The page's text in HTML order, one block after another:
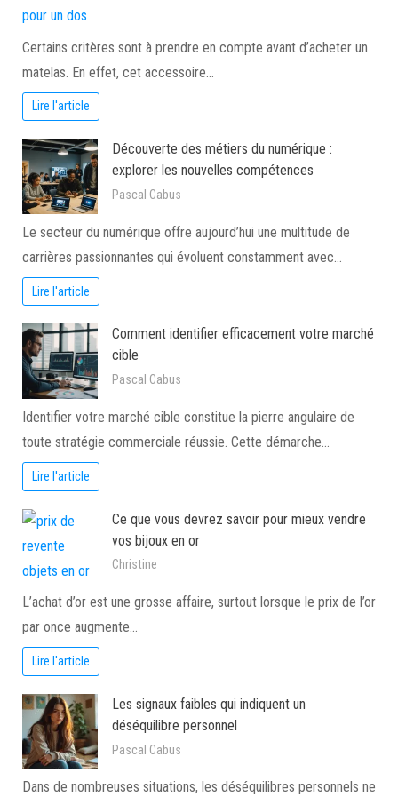
Certains critères sont à prendre en compte avant d’acheter un
matelas. En effet, cet accessoire…
Lire l'article
Découverte des métiers du numérique :
explorer les nouvelles compétences
Pascal Cabus
Le secteur du numérique offre aujourd’hui une multitude de
carrières passionnantes qui évoluent constamment avec…
Lire l'article
Comment identifier efficacement votre marché
cible
Pascal Cabus
Identifier votre marché cible constitue la pierre angulaire de
toute stratégie commerciale réussie. Cette démarche…
Lire l'article
Ce que vous devrez savoir pour mieux vendre
vos bijoux en or
Christine
L’achat d’or est une grosse affaire, surtout lorsque le prix de l’or
par once augmente…
Lire l'article
Les signaux faibles qui indiquent un
déséquilibre personnel
Pascal Cabus
Dans de nombreuses situations, les déséquilibres personnels ne